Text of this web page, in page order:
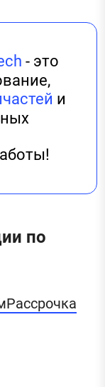
- это
и
по
Рассрочка